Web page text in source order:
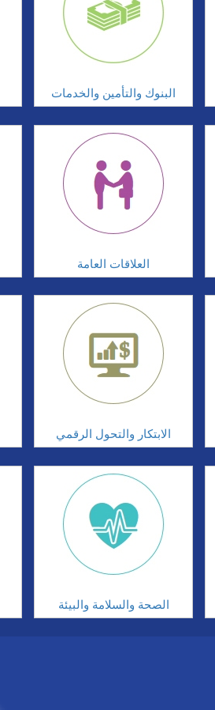
البنوك والتأمين والخدمات
العلاقات العامة
الابتكار والتحول الرقمي
الصحة والسلامة والبيئة